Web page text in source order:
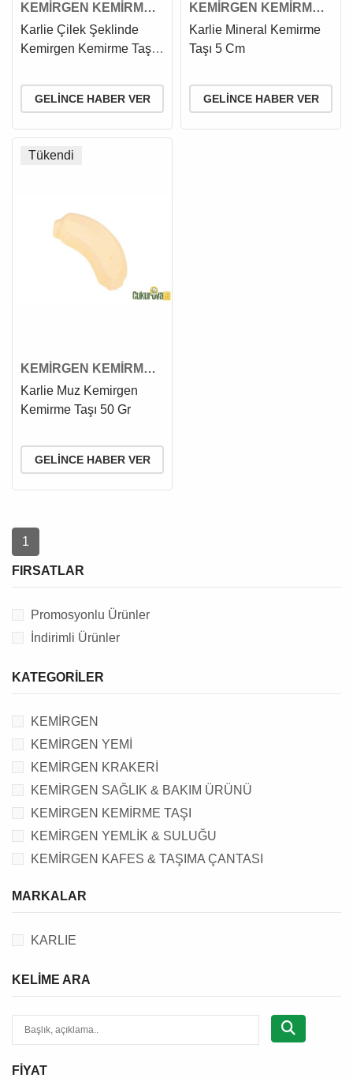
KEMİRGEN KEMİRME
TAŞI
Karlie Çilek Şeklinde
Kemirgen Kemirme Taşı
GELINCE HABER VER
KEMİRGEN KEMİRME
TAŞI
Karlie Mineral Kemirme
Taşı 5 Cm
GELINCE HABER VER
Tükendi
KEMİRGEN KEMİRME
TAŞI
Karlie Muz Kemirgen
Kemirme Taşı 50 Gr
GELINCE HABER VER
1
FIRSATLAR
Promosyonlu Ürünler
İndirimli Ürünler
KATEGORILER
KEMİRGEN
KEMİRGEN YEMİ
KEMİRGEN KRAKERİ
KEMİRGEN SAĞLIK & BAKIM ÜRÜNÜ
KEMİRGEN KEMİRME TAŞI
KEMİRGEN YEMLİK & SULUĞU
KEMİRGEN KAFES & TAŞIMA ÇANTASI
KEMİRGEN OYUNCAĞI
KEMİRGEN TUVALETİ & MALZEMESİ
MARKALAR
KARLIE
KELIME ARA
FIYAT